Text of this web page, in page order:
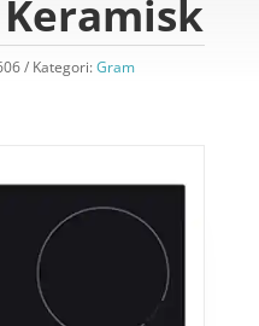
Kategori:Gram